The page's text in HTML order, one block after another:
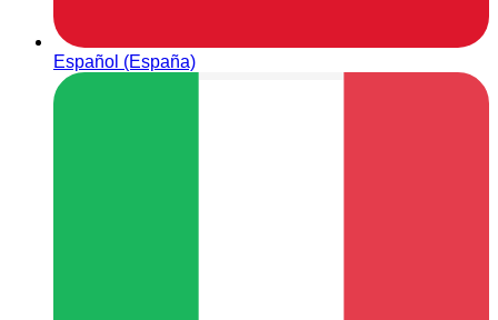
Español (España)